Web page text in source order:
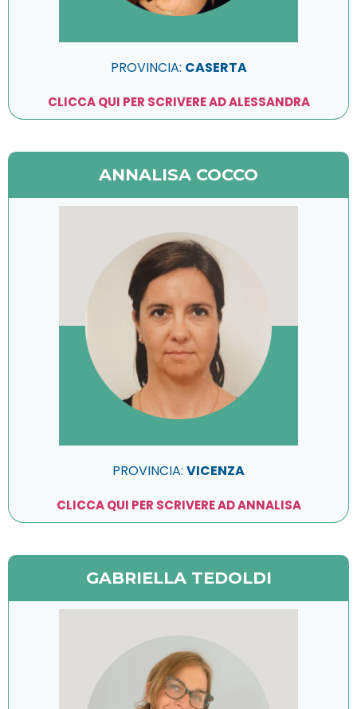
PROVINCIA: CASERTA
CLICCA QUI PER SCRIVERE AD ALESSANDRA
ANNALISA COCCO
PROVINCIA: VICENZA
CLICCA QUI PER SCRIVERE AD ANNALISA
GABRIELLA TEDOLDI